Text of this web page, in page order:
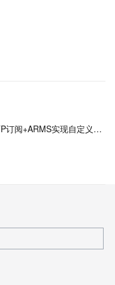
通过轻量消息队列（原MNS）主题HTTP订阅+ARMS实现自定义数据多渠道告警